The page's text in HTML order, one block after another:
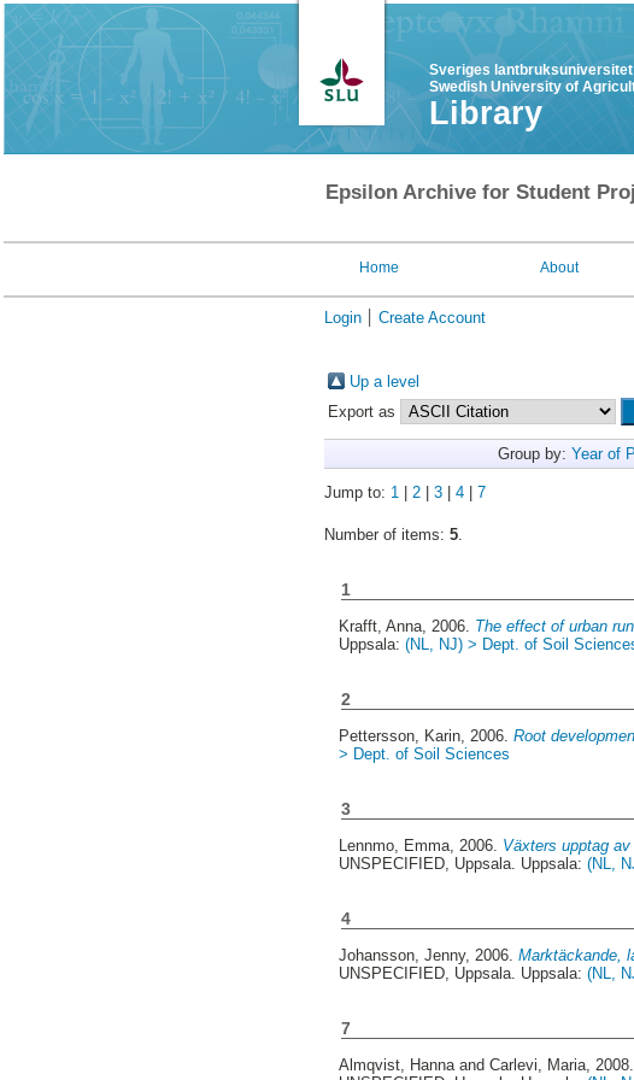
Sveriges lantbruksuniversitet
Swedish University of
Library
Epsilon Archive for Student
Home About
Login Create Account
Up a level
Export as
Group by: Year of
Jump to: 1| 2| 3| 4| 7
Number of items: 5.
1
Krafft, Anna, 2006. The effect of urban
Uppsala:(NL, NJ) > Dept. of Soil
2
Pettersson, Karin, 2006.Root
> Dept. of Soil Sciences
3
Lennmo, Emma, 2006. Växters upptag
UNSPECIFIED, Uppsala. Uppsala:(NL,
4
Johansson, Jenny, 2006.Marktäckande,
UNSPECIFIED, Uppsala. Uppsala:(NL,
7
Almqvist, HannaandCarlevi, Maria, 2008.